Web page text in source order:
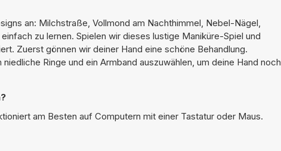
an: Milchstraße, Vollmond am Nachthimmel, Nebel-Nägel,
zu lernen. Spielen wir dieses lustige Maniküre-Spiel und
Zuerst gönnen wir deiner Hand eine schöne Behandlung.
Ringe und ein Armband auszuwählen, um deine Hand noch
am Besten auf Computern mit einer Tastatur oder Maus.